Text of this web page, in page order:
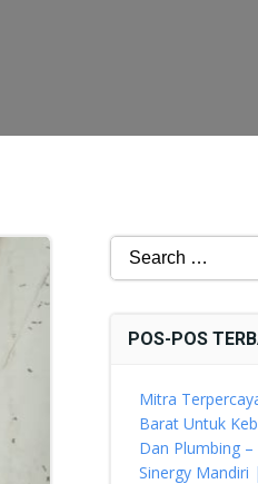
Search
POS-POS
Mitra
Barat Untuk
Dan Plumbing
Sinergy Mandiri